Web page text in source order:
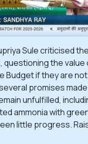
Sule criticised
questioning the
Budget if they are
promises
unfulfilled,
ammonia with
little progress.